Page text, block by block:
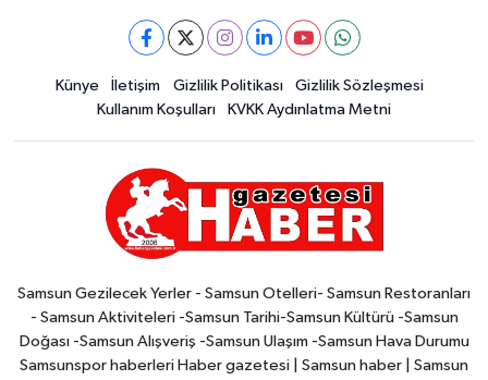
Künye İletişim Gizlilik Politikası
Gizlilik Sözleşmesi
Kullanım Koşulları
KVKK Aydınlatma Metni
Samsun Gezilecek Yerler - Samsun Otelleri- Samsun Restoranları
- Samsun Aktiviteleri -Samsun Tarihi-Samsun Kültürü -Samsun
Doğası -Samsun Alışveriş -Samsun Ulaşım -Samsun Hava Durumu
Samsunspor haberleri Haber gazetesi | Samsun haber | Samsun